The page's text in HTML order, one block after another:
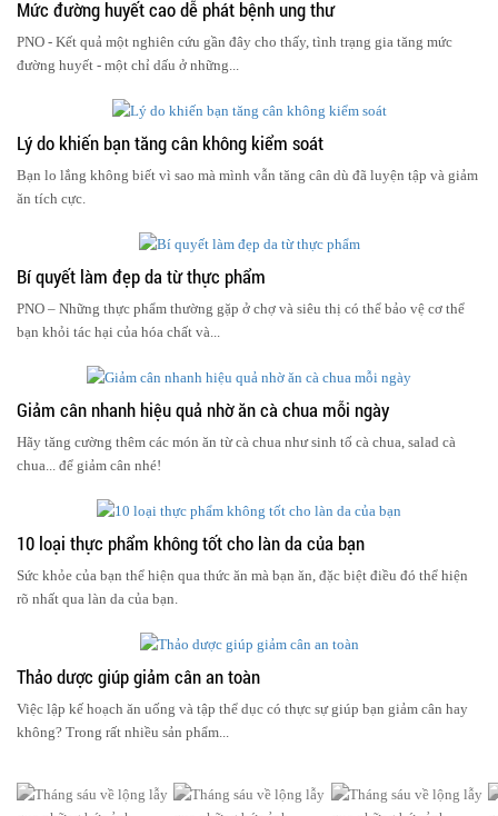
Mức đường huyết cao dễ phát bệnh ung thư
PNO - Kết quả một nghiên cứu gần đây cho thấy, tình trạng gia tăng mức
đường huyết - một chỉ dấu ở những...
Lý do khiến bạn tăng cân không kiểm soát
Bạn lo lắng không biết vì sao mà mình vẫn tăng cân dù đã luyện tập và giảm
ăn tích cực.
Bí quyết làm đẹp da từ thực phẩm
PNO – Những thực phẩm thường gặp ở chợ và siêu thị có thể bảo vệ cơ thể
bạn khỏi tác hại của hóa chất và...
Giảm cân nhanh hiệu quả nhờ ăn cà chua mỗi ngày
Hãy tăng cường thêm các món ăn từ cà chua như sinh tố cà chua, salad cà
chua... để giảm cân nhé!
10 loại thực phẩm không tốt cho làn da của bạn
Sức khỏe của bạn thể hiện qua thức ăn mà bạn ăn, đặc biệt điều đó thể hiện
rõ nhất qua làn da của bạn.
Thảo dược giúp giảm cân an toàn
Việc lập kế hoạch ăn uống và tập thể dục có thực sự giúp bạn giảm cân hay
không? Trong rất nhiều sản phẩm...